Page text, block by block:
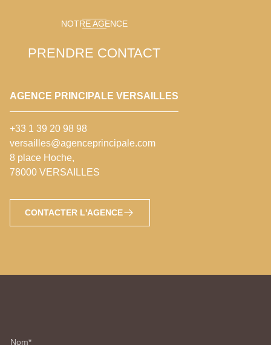
NOTRE AGENCE
PRENDRE CONTACT
AGENCE PRINCIPALE VERSAILLES
+33 1 39 20 98 98
versailles@agenceprincipale.com
8 place Hoche,
78000 VERSAILLES
CONTACTER L'AGENCE
Nom